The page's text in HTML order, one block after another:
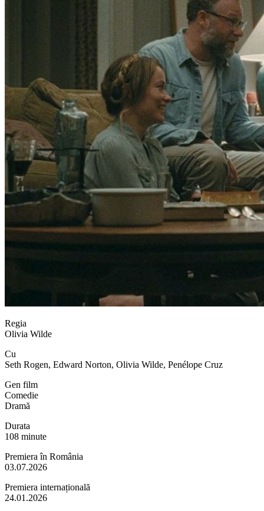
Regia
Olivia Wilde
Cu
Seth Rogen, Edward Norton, Olivia Wilde, Penélope Cruz
Gen film
Comedie
Dramă
Durata
108 minute
Premiera în România
03.07.2026
Premiera internațională
24.01.2026